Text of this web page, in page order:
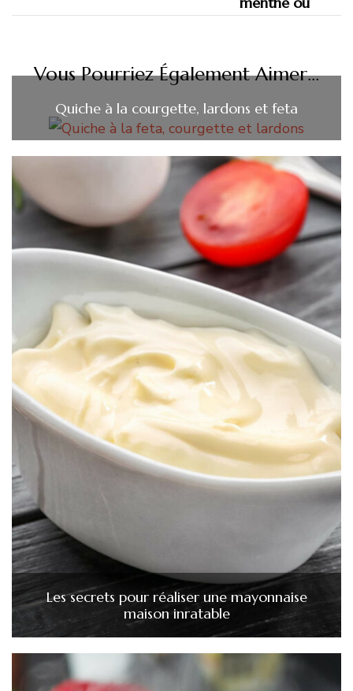
Vous Pourriez Également Aimer...
Quiche à la courgette, lardons et feta
Les secrets pour réaliser une mayonnaise
maison inratable